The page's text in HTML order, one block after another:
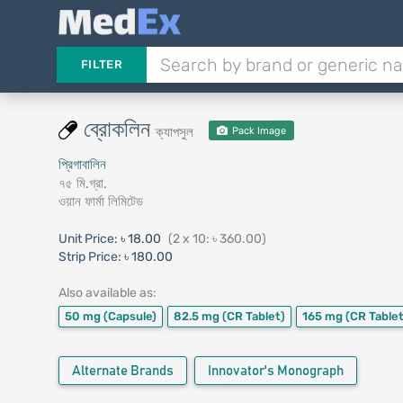
FILTER
ব্রোকলিনক্যাপসুল Pack Image
প্রিগাবালিন
৭৫ মি.গ্রা.
ওয়ান ফার্মা লিমিটেড
Unit Price: ৳ 18.00 (2 x 10: ৳ 360.00)
Strip Price: ৳ 180.00
Also available as:
50 mg (Capsule) 82.5 mg (CR Tablet) 165 mg (CR
Alternate Brands Innovator's Monograph